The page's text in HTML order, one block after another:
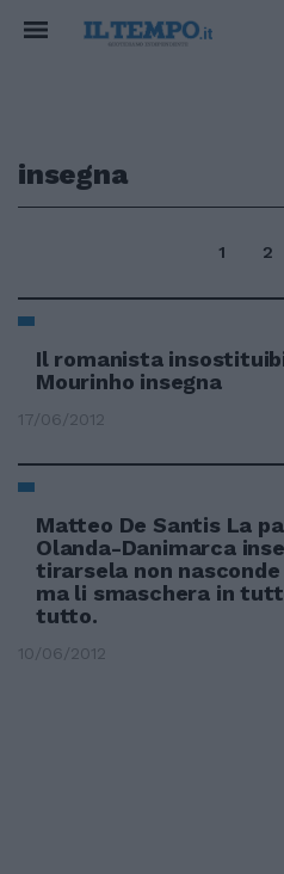
insegna
1 2
Il romanista
Mourinho insegna
17/06/2012
Matteo De Santis La
Olanda-Danimarca
tirarsela non
ma li smaschera in
tutto.
10/06/2012